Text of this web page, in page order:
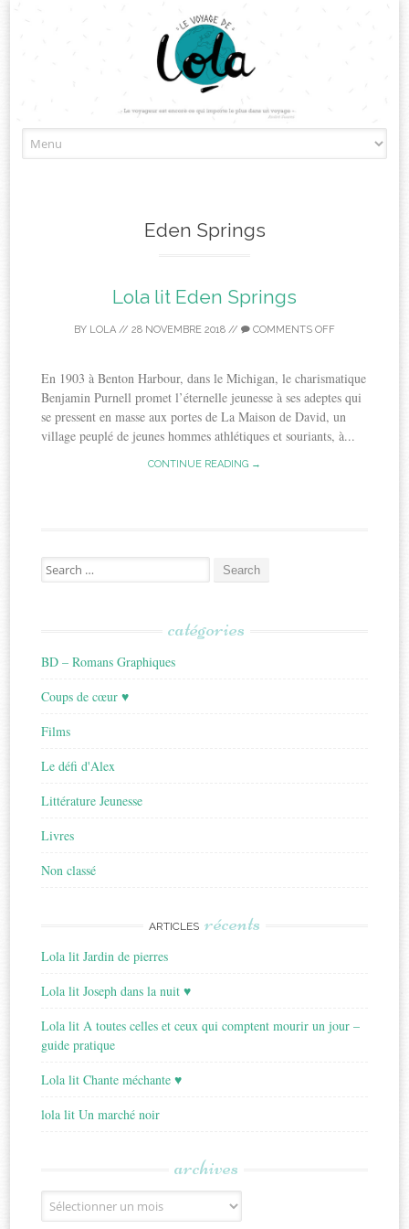
to
Eden Springs
Lola lit Eden Springs
BY LOLA // 28 NOVEMBRE 2018 // COMMENTS OFF
En 1903 à Benton Harbour, dans le Michigan, le charismatique
Benjamin Purnell promet l’éternelle jeunesse à ses adeptes qui
se pressent en masse aux portes de La Maison de David, un
village peuplé de jeunes hommes athlétiques et souriants, à...
CONTINUE READING →
Search
for:
catégories
BD – Romans Graphiques
Coups de cœur ♥
Films
Le défi d'Alex
Littérature Jeunesse
Livres
Non classé
ARTICLES récents
Lola lit Jardin de pierres
Lola lit Joseph dans la nuit ♥
Lola lit A toutes celles et ceux qui comptent mourir un jour –
guide pratique
Lola lit Chante méchante ♥
lola lit Un marché noir
archives
Archives